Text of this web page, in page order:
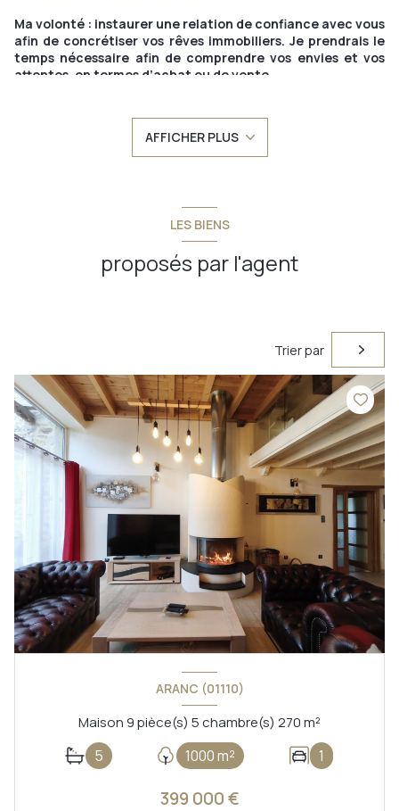
Ma volonté : instaurer une relation de confiance avec vous
afin de concrétiser vos rêves immobiliers. Je prendrais le
temps nécessaire afin de comprendre vos envies et vos
attentes, en termes d’achat ou de vente.
réussir. Je travaille essentiellement sur le plateau
d’Hauteville et le Valromey, région que nous affectionnons
Plus qu'un mandataire immobilier, je serais votre référent
En travaillant ensemble, je vous garantis un
accompagnement personnalisé jusqu’à l’aboutissement
AFFICHER PLUS
LES BIENS
proposés par l'agent
Trier par
ARANC (01110)
Maison 9 pièce(s) 5 chambre(s) 270 m²
5 1000 m² 1
399 000 €